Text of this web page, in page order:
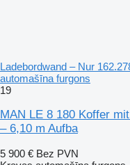
Ladebordwand – Nur
automašīna furgons
19
MAN LE 8 180 Koffer
– 6,10 m Aufba
5 900 € Bez PVN